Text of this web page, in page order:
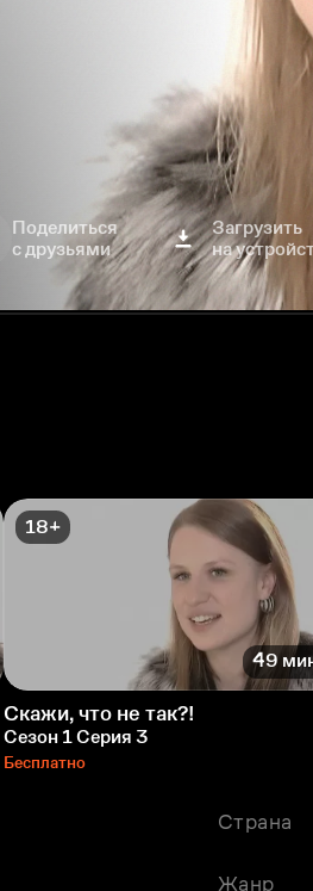
Поделиться
с друзьями
Загрузить
на
18+
49
Скажи, что не так?!
Сезон 1 Серия 3
Бесплатно
Страна
Жанр